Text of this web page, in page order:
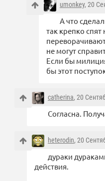
umonkey, 20
А что
так крепко
не могут
Если бы
бы этот
catherina, 20
Согласна.
heterodin, 20
дураки
действия.